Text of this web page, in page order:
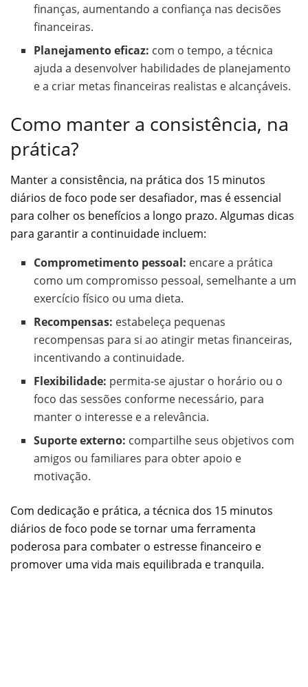
finanças, aumentando a confiança nas decisões
financeiras.
Planejamento eficaz: com o tempo, a técnica
ajuda a desenvolver habilidades de planejamento
e a criar metas financeiras realistas e alcançáveis.
Como manter a consistência, na
prática?
Manter a consistência, na prática dos 15 minutos
diários de foco pode ser desafiador, mas é essencial
para colher os benefícios a longo prazo. Algumas dicas
para garantir a continuidade incluem:
Comprometimento pessoal: encare a prática
como um compromisso pessoal, semelhante a um
exercício físico ou uma dieta.
Recompensas: estabeleça pequenas
recompensas para si ao atingir metas financeiras,
incentivando a continuidade.
Flexibilidade: permita-se ajustar o horário ou o
foco das sessões conforme necessário, para
manter o interesse e a relevância.
Suporte externo: compartilhe seus objetivos com
amigos ou familiares para obter apoio e
motivação.
Com dedicação e prática, a técnica dos 15 minutos
diários de foco pode se tornar uma ferramenta
poderosa para combater o estresse financeiro e
promover uma vida mais equilibrada e tranquila.